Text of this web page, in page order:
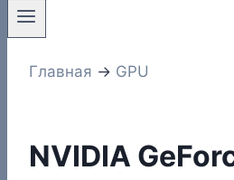
Главная → GPU
NVIDIA